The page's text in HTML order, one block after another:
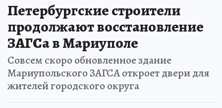
Петербургские строители
продолжают восстановление
ЗАГСа в Мариуполе
Совсем скоро обновленное здание
Мариупольского ЗАГСА откроет двери для
жителей городского округа